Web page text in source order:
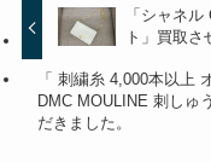
「シャネ
ト」買取
「 刺繍糸 4,000本以上
DMC MOULINE 刺しゅ
だきました。